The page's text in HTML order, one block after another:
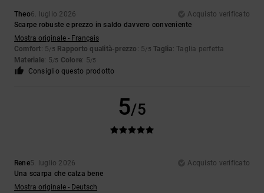
Theo6. luglio 2026
Acquisto verificato
Scarpe robuste e prezzo in saldo davvero conveniente
Mostra originale - Français
Comfort: 5/5 Rapporto qualità-prezzo : 5/5 Taglia: Taglia perfetta
Materiale: 5/5 Colore: 5/5
Consiglio questo prodotto
5/5
Rene5. luglio 2026
Acquisto verificato
Una scarpa che calza bene
Mostra originale - Deutsch